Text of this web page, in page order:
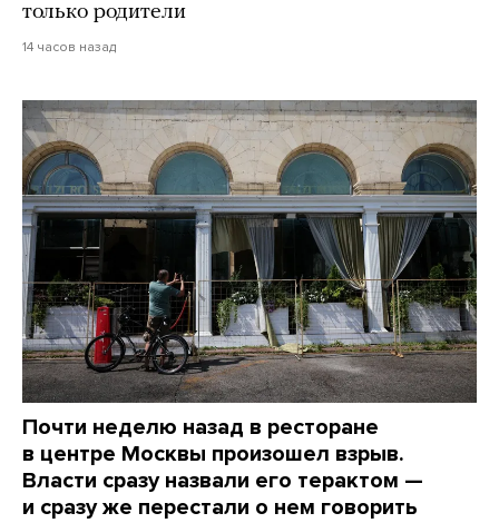
только родители
14 часов назад
Почти неделю назад в ресторане
в центре Москвы произошел взрыв.
Власти сразу назвали его терактом —
и сразу же перестали о нем говорить